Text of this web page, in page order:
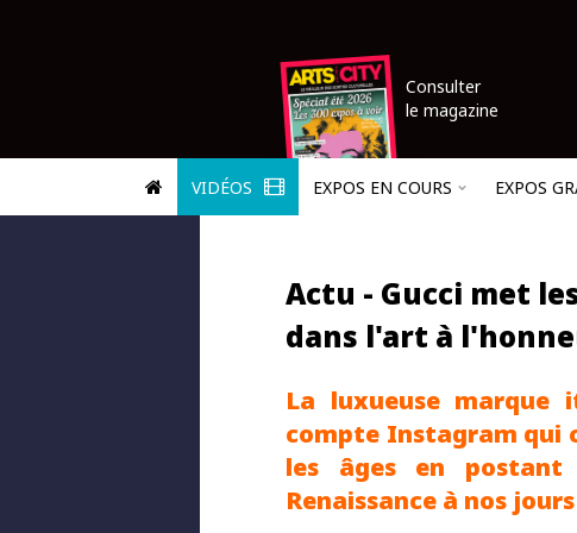
Consulter
le magazine
VIDÉOS EXPOS EN COURS EXPOS
Actu - Gucci met
dans l'art à
La luxueuse marque
compte Instagram qui
les âges en
Renaissance à nos